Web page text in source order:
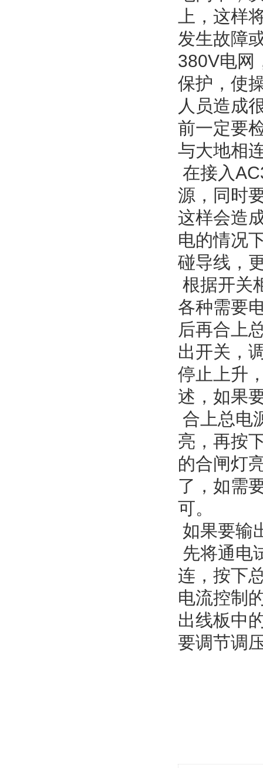
上，这样
发生故障
380V电网
保护，使
人员造成
前一定要
与大地相
在接入
源，同时
这样会造
电的情况
碰导线，
根据开关
各种需要
后再合上
出开关，
停止上升
述，如果
合上总电
亮，再按
的合闸灯
了，如需
可。
如果要输
先将通电
连，按下
电流控制
出线板中
要调节调